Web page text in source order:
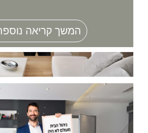
המשך קריאה